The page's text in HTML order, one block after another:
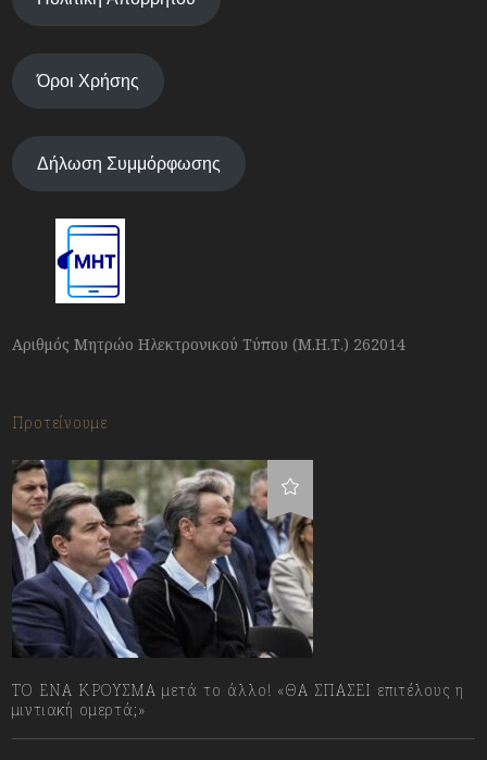
Όροι Χρήσης
Δήλωση Συμμόρφωσης
Αριθμός Μητρώο Ηλεκτρονικού Τύπου (Μ.Η.Τ.) 262014
Προτείνουμε
ΤΟ ΕΝΑ ΚΡΟΥΣΜΑ μετά το άλλο! «ΘΑ ΣΠΑΣΕΙ επιτέλους η
μιντιακή ομερτά;»